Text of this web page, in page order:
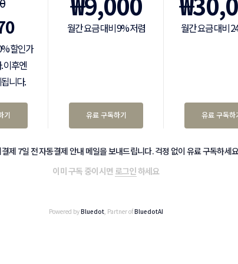
할인가
이후엔
니다.
기
월간 요금 대비 9% 저렴
유료 구독하기
월간 요금 대비
유료 구독하
제 7일 전 자동결제 안내 메일을 보내드립니다. 걱정 없이 유료 구독하세
이미 구독 중이시면 로그인하세요
Powered byBluedot, Partner ofBluedotAI